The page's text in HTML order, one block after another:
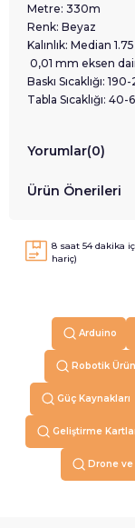
Metre: 330m
Renk: Beyaz
Kalınlık: Median
0,01 mm eksen
Baskı Sıcaklığı:
Tabla Sıcaklığı: 40-
Yorumlar(0)
Ürün Önerileri
8 saat 54dakika
hariç)
Arduino
Robotik
Güç Kaynakları
Geliştirme
Drone